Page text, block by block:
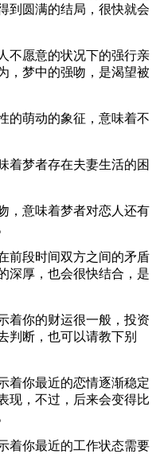
到圆满的结局，很快就会
愿意的状况下的强行亲
，梦中的强吻，是渴望被
萌动的象征，意味着不
梦者存在夫妻生活的困
意味着梦者对恋人还有
段时间双方之间的矛盾
深厚，也会很快结合，是
你的财运很一般，投资
判断，也可以请教下别
你最近的恋情逐渐稳定
现，不过，后来会变得比
你最近的工作状态需要